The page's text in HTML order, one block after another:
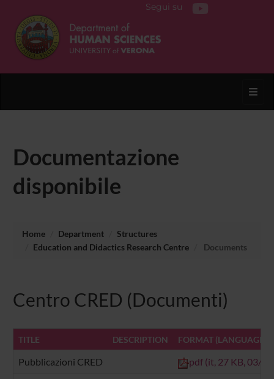
Segui su
Documentazione
disponibile
Home Department
Structures
Education and Didactics Research Centre
Documents
Centro CRED (Documenti)
TITLE DESCRIPTION FORMAT (LANGUAGE,
Pubblicazioni CRED pdf (it, 27 KB, 03/